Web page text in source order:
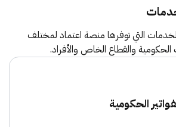
التي توفرها منصة اعتماد لمختلف
والقطاع الخاص والأفراد.
الحكومية